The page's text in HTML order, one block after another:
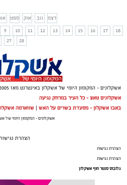
ספט אוק נוב
דצמ
9 10 11 12 13 14 15 16 17
18
27 28
אשקלונים - המקומון היומי של אשקלון באינטרנט מאז 2005
אשקלונים טאצ - כל העיר במרחק נגיעה
באבו אשקלון - מסעדת בשרים על האש | שווארמה
אשקלונים - המקומון היומי של
הצהרת
הצהרת נגישות
הצהרת נגישות
גלובוס סנטר חוף אשקלון